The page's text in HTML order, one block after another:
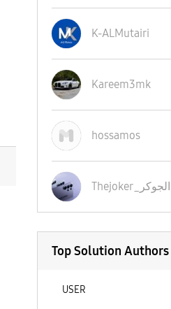
K-ALMutairi
Kareem3mk
hossamos
Thejoker_الجوكر
Top Solution Authors
USER